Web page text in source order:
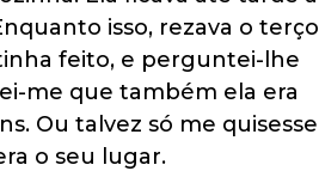
isso, rezava o terço
feito, e perguntei-lhe
me que também ela era
Ou talvez só me quisesse
o seu lugar.